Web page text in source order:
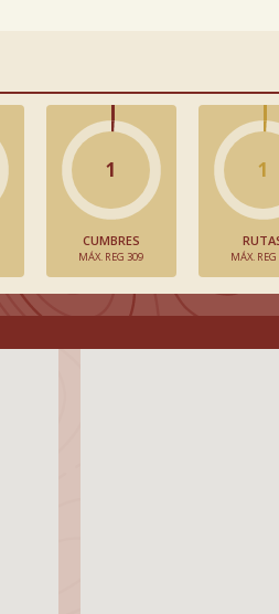
1
CUMBRES
MÁX. REG 309
1
MÁX.